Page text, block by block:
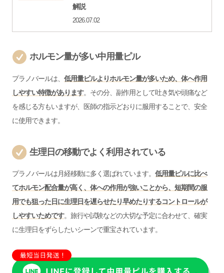
解説
2026.07.02
ホルモン量が多い中用量ピル
プラノバールは、 低用量ピルよりホルモン量が多いため、体へ作用
しやすい特徴があります。その分、副作用として吐き気や頭痛など
を感じる方もいますが、医師の指示どおりに服用することで、安全
に使用できます。
生理日の移動でよく利用されている
プラノバールは月経移動に多く選ばれています。 低用量ピルに比べ
てホルモン配合量が高く、体への作用が強いことから、短期間の服
用でも狙った日に生理日を遅らせたり早めたりするコントロールが
しやすいためです。旅行や試験などの大切な予定に合わせて、確実
に生理日をずらしたいシーンで重宝されています。